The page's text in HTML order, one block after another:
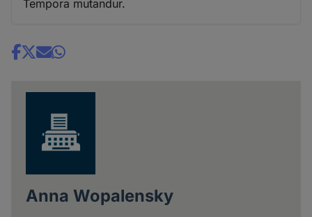
Tempora mutandur.
Share
Anna Wopalensky